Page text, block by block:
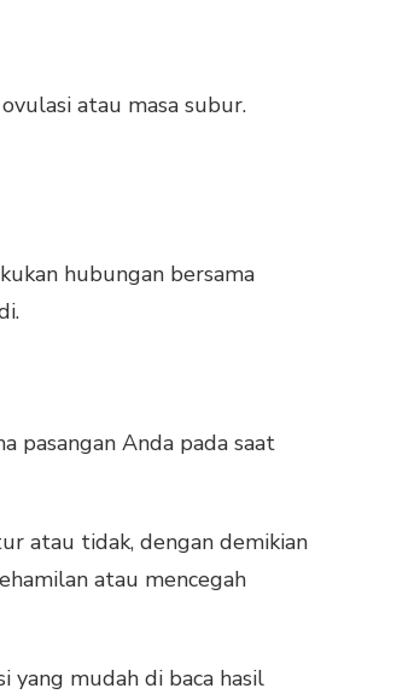
atau masa subur.
hubungan bersama
pasangan Anda pada saat
atau tidak, dengan demikian
atau mencegah
yang mudah di baca hasil